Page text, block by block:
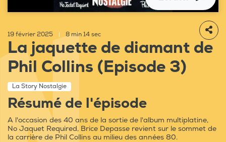
19 février 2025 8 min 14 sec
La jaquette de diamant de
Phil Collins (Episode 3)
La Story Nostalgie
Résumé de l'épisode
A l'occasion des 40 ans de la sortie de l'album multiplatine,
No Jaquet Required, Brice Depasse revient sur le sommet de
la carrière de Phil Collins au milieu des années 80.